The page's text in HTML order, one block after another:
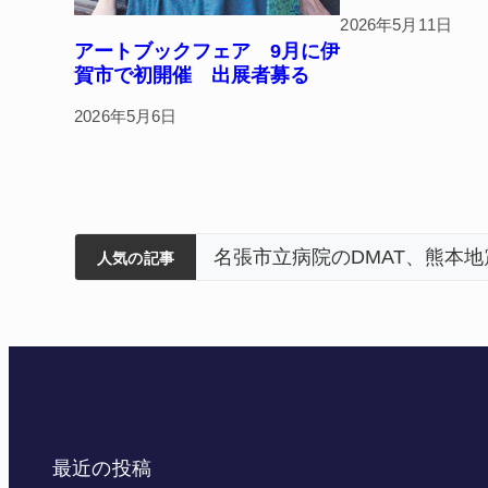
アートブックフェア 9月に伊
賀市で初開催 出展者募る
2026年5月6日
2026年5月11日
人気の記事
ィアで清掃 伊賀
以来3回目の派遣 器物損壊容疑で83歳女逮
最近の投稿